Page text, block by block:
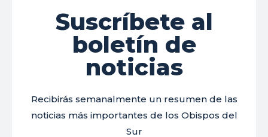
Suscríbete al
boletín de
noticias
Recibirás semanalmente un resumen de las
noticias más importantes de los Obispos del
Sur